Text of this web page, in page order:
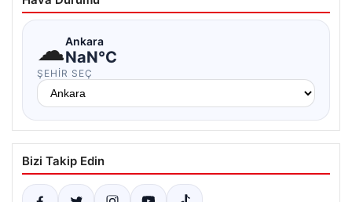
☁Ankara
NaN°C
ŞEHIR SEÇ
Bizi Takip Edin